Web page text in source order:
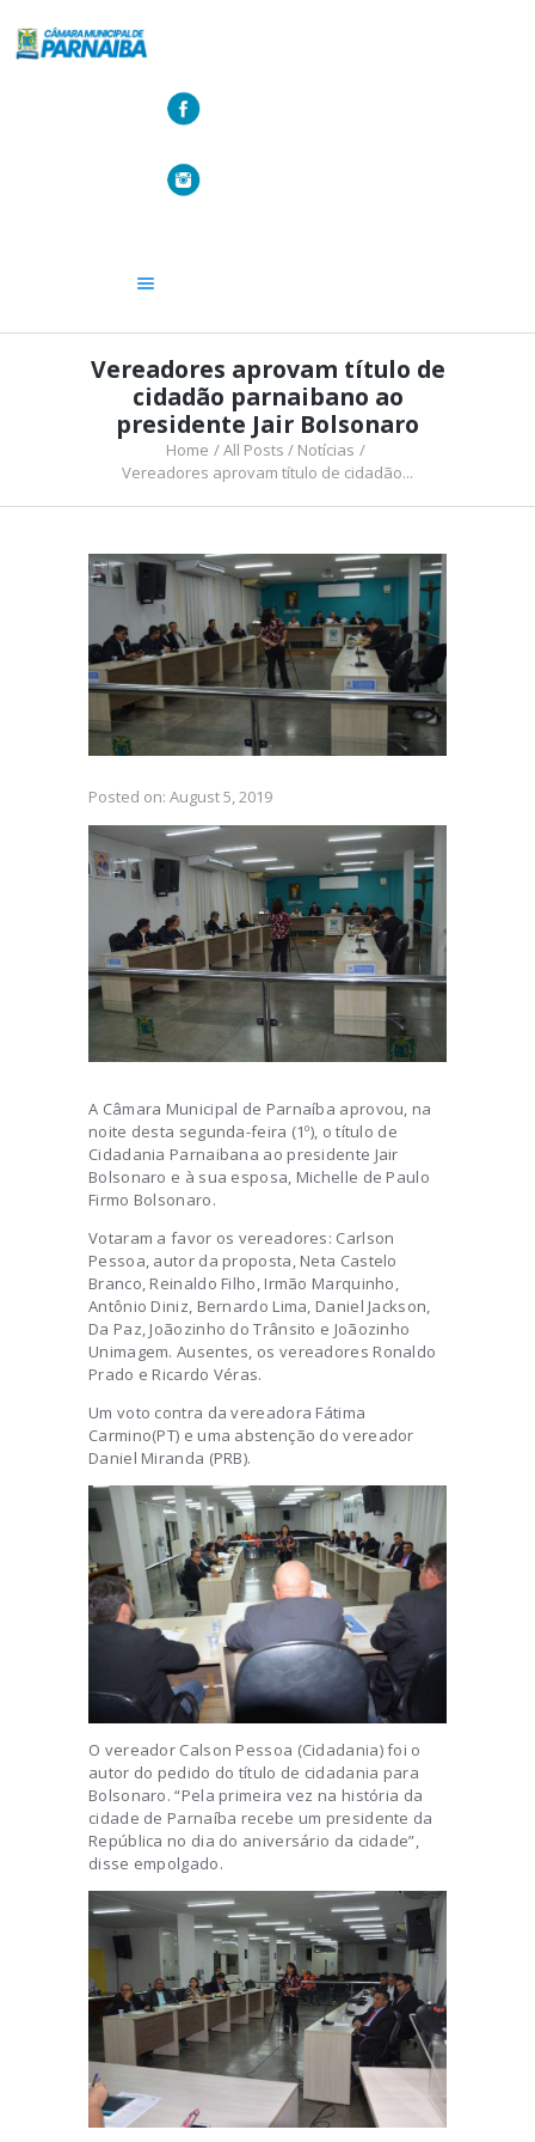
Vereadores aprovam título de
cidadão parnaibano ao
presidente Jair Bolsonaro
Home All Posts
Notícias
Vereadores aprovam título de cidadão...
VEREADORES
LEGISLATIVO
TRANSPARÊNCIA
Posted on: August 5, 2019
A Câmara Municipal de Parnaíba aprovou, na
noite desta segunda-feira (1º), o título de
Cidadania Parnaibana ao presidente Jair
Bolsonaro e à sua esposa, Michelle de Paulo
Firmo Bolsonaro.
Votaram a favor os vereadores: Carlson
Pessoa, autor da proposta, Neta Castelo
Branco, Reinaldo Filho, Irmão Marquinho,
Antônio Diniz, Bernardo Lima, Daniel Jackson,
Da Paz, Joãozinho do Trânsito e Joãozinho
Unimagem. Ausentes, os vereadores Ronaldo
Prado e Ricardo Véras.
Um voto contra da vereadora Fátima
Carmino(PT) e uma abstenção do vereador
Daniel Miranda (PRB).
O vereador Calson Pessoa (Cidadania) foi o
autor do pedido do título de cidadania para
Bolsonaro. “Pela primeira vez na história da
cidade de Parnaíba recebe um presidente da
República no dia do aniversário da cidade”,
disse empolgado.